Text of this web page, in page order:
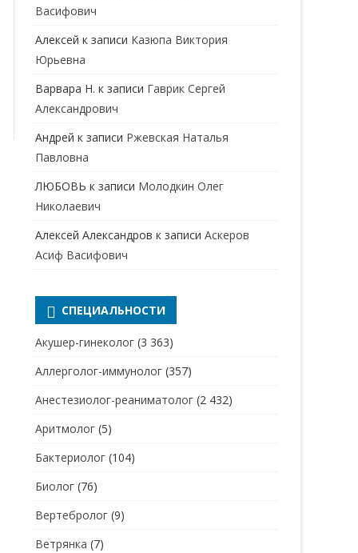
НЕВРОПАТОЛОГ
НЕФРОЛОГ
ОТОЛАРИНГОЛОГ
ОФТАЛЬМОЛОГ
ПРОКТОЛОГ
РЕВМАТОЛОГ
РЕНТГЕНОЛОГ
СТОМАТОЛОГ
СТОМАТОЛОГ-ОРТОДОНТ
Васифович
Алексей к записи Казюпа Виктория
Юрьевна
Варвара Н. к записи Гаврик Сергей
Александрович
Андрей к записи Ржевская Наталья
Павловна
ЛЮБОВЬ к записи Молодкин Олег
Николаевич
Алексей Александров к записиАскеров
Асиф Васифович
СПЕЦИАЛЬНОСТИ
Акушер-гинеколог (3 363)
Аллерголог-иммунолог (357)
Анестезиолог-реаниматолог (2 432)
Аритмолог (5)
Бактериолог (104)
Биолог (76)
Вертебролог (9)
Ветрянка (7)